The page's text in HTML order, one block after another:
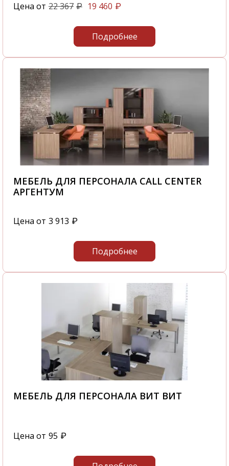
Цена от 22 367 ₽ 19 460 ₽
Подробнее
МЕБЕЛЬ ДЛЯ ПЕРСОНАЛА CALL CENTER
АРГЕНТУМ
Цена от 3 913 ₽
Подробнее
МЕБЕЛЬ ДЛЯ ПЕРСОНАЛА ВИТ ВИТ
Цена от 95 ₽